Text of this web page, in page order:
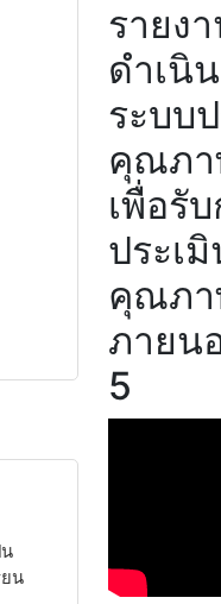
น
ยน
รายง
ดำเนิ
ระบบ
คุณภา
เพื่อรั
ประเ
คุณภา
ภายน
5